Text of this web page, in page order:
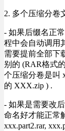
2. 多个压缩分卷
- 如果后缀名正
程中会自动调用
需要提前全部下
别的 (RAR格式
个压缩分卷是叫
的 XXX.zip ) .
- 如果是需要改
命名好才能正常
xxx.part2.rar,